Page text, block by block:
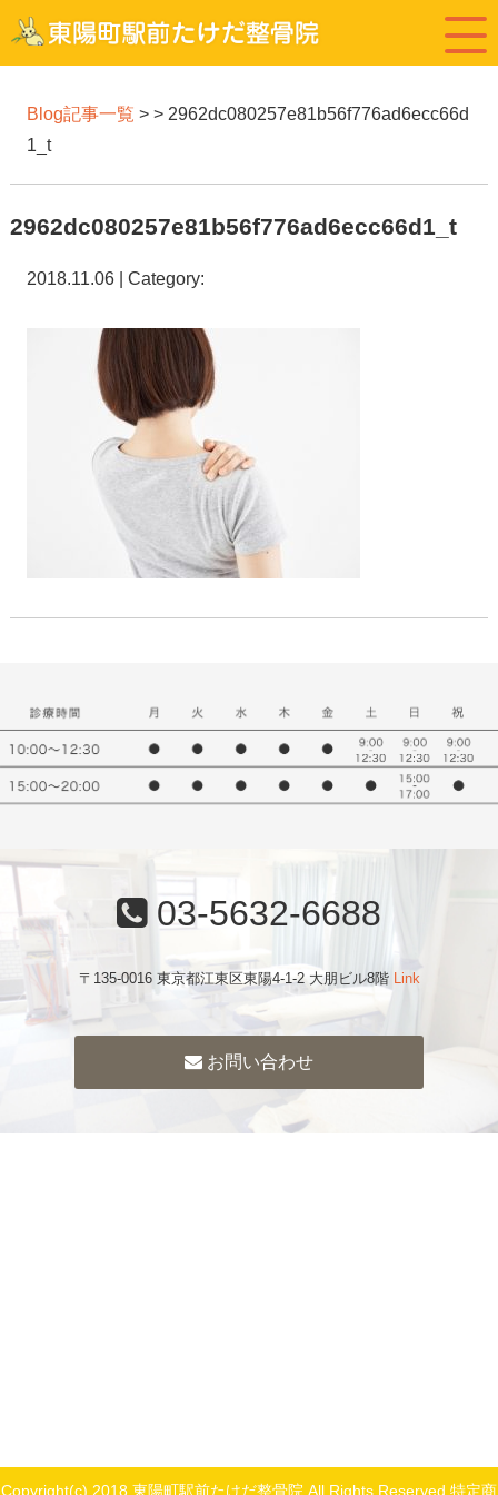
Blog記事一覧 > > 2962dc080257e81b56f776ad6ecc66d
1_t
2962dc080257e81b56f776ad6ecc66d1_t
2018.11.06 | Category:
03-5632-6688
〒135-0016 東京都江東区東陽4-1-2 大朋ビル8階 Link
お問い合わせ
Copyright(c) 2018 東陽町駅前たけだ整骨院 All Rights Reserved. 特定商